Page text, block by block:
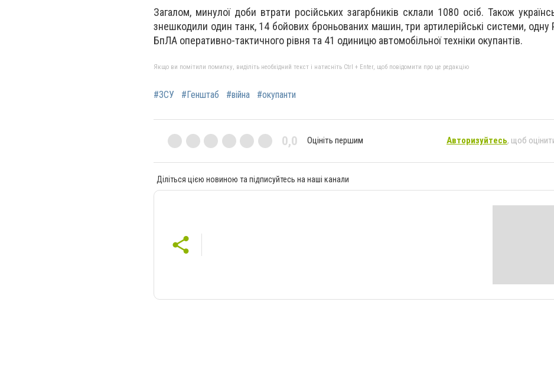
Загалом, минулої доби втрати російських загарбників склали 1080 осіб. Також
знешкодили один танк, 14 бойових броньованих машин, три артилерійські системи, одну
БпЛА оперативно-тактичного рівня та 41 одиницю автомобільної техніки окупантів.
Якщо ви помітили помилку, виділіть необхідний текст і натисніть Ctrl + Enter, щоб повідомити про це редакцію
#ЗСУ #Генштаб #війна #окупанти
0,0 Оцініть першим Авторизуйтесь, щоб
Діліться цією новиною та підписуйтесь на наші канали